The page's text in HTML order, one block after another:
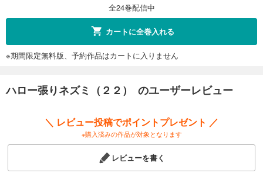
全24巻配信中
カートに全巻入れる
※期間限定無料版、予約作品はカートに入りません
ハロー張りネズミ（２２） のユーザーレビュー
＼ レビュー投稿でポイントプレゼント ／
※購入済みの作品が対象となります
レビューを書く